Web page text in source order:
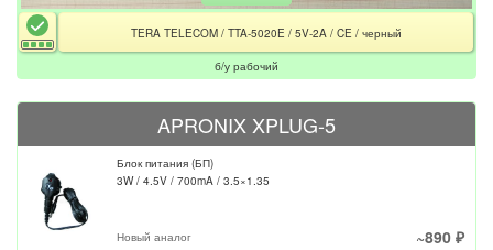
TERA TELECOM / TTA-5020E / 5V-2A / CE / черный
б/у рабочий
APRONIX XPLUG-5
Блок питания (БП)
3W / 4.5V / 700mA / 3.5×1.35
Новый аналог ~890 ₽